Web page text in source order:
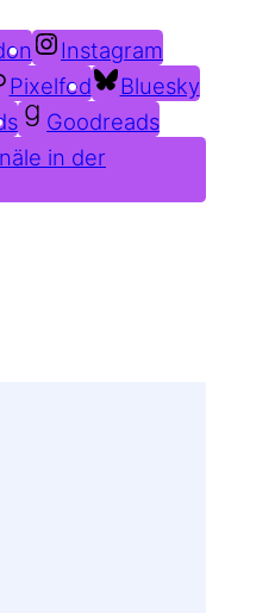
Instagram
Pixelfed
Bluesky
Goodreads
in der